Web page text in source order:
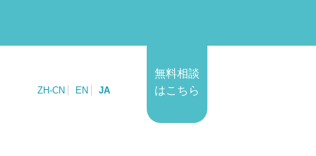
ZH-CN EN JA
無料相談
はこちら